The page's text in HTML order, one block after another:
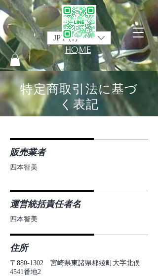
HO,ME
JPY (¥)
特定商取引法に基づ
く表記
販売業者
四本智美
運営統括責任者名
四本智美
住所
〒880-1302 宮崎県東諸県郡綾町大字北俣
4541番地2